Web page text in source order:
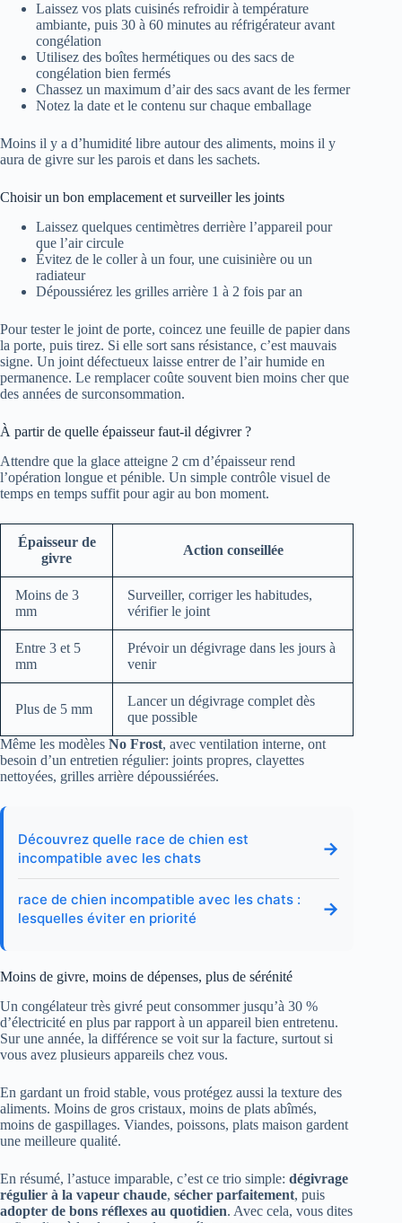
Laissez vos plats cuisinés refroidir à température
ambiante, puis 30 à 60 minutes au réfrigérateur avant
congélation
Utilisez des boîtes hermétiques ou des sacs de
congélation bien fermés
Chassez un maximum d’air des sacs avant de les fermer
Notez la date et le contenu sur chaque emballage
Moins il y a d’humidité libre autour des aliments, moins il y
aura de givre sur les parois et dans les sachets.
Choisir un bon emplacement et surveiller les joints
Laissez quelques centimètres derrière l’appareil pour
que l’air circule
Évitez de le coller à un four, une cuisinière ou un
radiateur
Dépoussiérez les grilles arrière 1 à 2 fois par an
Pour tester le joint de porte, coincez une feuille de papier dans
la porte, puis tirez. Si elle sort sans résistance, c’est mauvais
signe. Un joint défectueux laisse entrer de l’air humide en
permanence. Le remplacer coûte souvent bien moins cher que
des années de surconsommation.
À partir de quelle épaisseur faut-il dégivrer ?
Attendre que la glace atteigne 2 cm d’épaisseur rend
l’opération longue et pénible. Un simple contrôle visuel de
temps en temps suffit pour agir au bon moment.
Épaisseur de
givre
Action conseillée
Moins de 3
mm
Surveiller, corriger les habitudes,
vérifier le joint
Entre 3 et 5
mm
Prévoir un dégivrage dans les jours à
venir
Plus de 5 mm
Lancer un dégivrage complet dès
que possible
Même les modèles No Frost, avec ventilation interne, ont
besoin d’un entretien régulier: joints propres, clayettes
nettoyées, grilles arrière dépoussiérées.
Découvrez quelle race de chien est
incompatible avec les chats
→
race de chien incompatible avec les chats :
lesquelles éviter en priorité
→
Moins de givre, moins de dépenses, plus de sérénité
Un congélateur très givré peut consommer jusqu’à 30 %
d’électricité en plus par rapport à un appareil bien entretenu.
Sur une année, la différence se voit sur la facture, surtout si
vous avez plusieurs appareils chez vous.
En gardant un froid stable, vous protégez aussi la texture des
aliments. Moins de gros cristaux, moins de plats abîmés,
moins de gaspillages. Viandes, poissons, plats maison gardent
une meilleure qualité.
En résumé, l’astuce imparable, c’est ce trio simple: dégivrage
régulier à la vapeur chaude, sécher parfaitement, puis
adopter de bons réflexes au quotidien. Avec cela, vous dites